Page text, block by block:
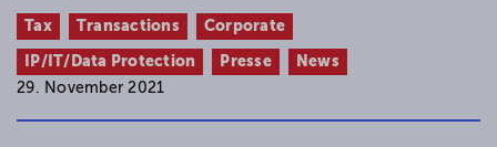
Tax Transactions Corporate
IP/IT/Data Protection Presse
News
29. November 2021